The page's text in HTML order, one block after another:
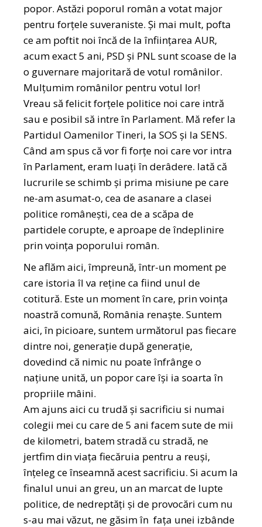
popor. Astăzi poporul român a votat major
pentru forțele suveraniste. Și mai mult, pofta
ce am poftit noi încă de la înființarea AUR,
acum exact 5 ani, PSD și PNL sunt scoase de la
o guvernare majoritară de votul românilor.
Mulțumim românilor pentru votul lor!
Vreau să felicit forțele politice noi care intră
sau e posibil să intre în Parlament. Mă refer la
Partidul Oamenilor Tineri, la SOS și la SENS.
Când am spus că vor fi forțe noi care vor intra
în Parlament, eram luați în derâdere. Iată că
lucrurile se schimb și prima misiune pe care
ne-am asumat-o, cea de asanare a clasei
politice românești, cea de a scăpa de
partidele corupte, e aproape de îndeplinire
prin voința poporului român.
Ne aflăm aici, împreună, într-un moment pe
care istoria îl va reține ca fiind unul de
cotitură. Este un moment în care, prin voința
noastră comună, România renaște. Suntem
aici, în picioare, suntem următorul pas fiecare
dintre noi, generație după generație,
dovedind că nimic nu poate înfrânge o
națiune unită, un popor care își ia soarta în
propriile mâini.
Am ajuns aici cu trudă și sacrificiu si numai
colegii mei cu care de 5 ani facem sute de mii
de kilometri, batem stradă cu stradă, ne
jertfim din viața fiecăruia pentru a reuși,
înțeleg ce înseamnă acest sacrificiu. Si acum la
finalul unui an greu, un an marcat de lupte
politice, de nedreptăți și de provocări cum nu
s-au mai văzut, ne găsim în fața unei izbânde